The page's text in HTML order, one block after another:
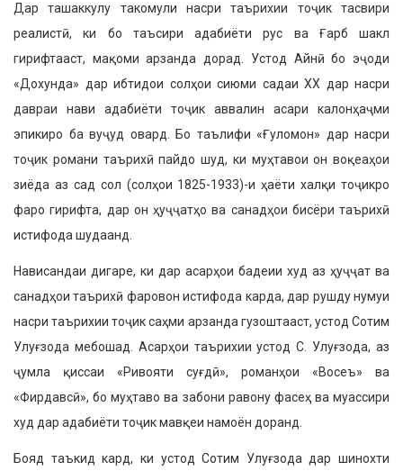
Дар ташаккулу такомули насри таърихии тоҷик тасвири
реалистӣ, ки бо таъсири адабиёти рус ва Ғарб шакл
гирифтааст, мақоми арзанда дорад. Устод Айнӣ бо эҷоди
«Дохунда» дар ибтидои солҳои сиюми садаи ХХ дар насри
давраи нави адабиёти тоҷик аввалин асари калонҳаҷми
эпикиро ба вуҷуд овард. Бо таълифи «Ғуломон» дар насри
тоҷик романи таърихӣ пай­до шуд, ки муҳтавои он воқеаҳои
зиёда аз сад сол (солҳои 1825-1933)-и ҳаёти халқи тоҷикро
фаро гирифта, дар он ҳуҷҷатҳо ва санадҳои бисёри таърихӣ
истифода шудаанд.
Нависандаи дигаре, ки дар асарҳои бадеии худ аз ҳуҷҷат ва
санадҳои таърихӣ фаровон истифода карда, дар рушду нумуи
насри таърихии тоҷик саҳми арзанда гузоштааст, устод Сотим
Улуғзода мебошад. Асарҳои таърихии устод С. Улуғзода, аз
ҷумла қиссаи «Ривояти суғдӣ», романҳои «Восеъ» ва
«Фирдавсӣ», бо муҳтаво ва забони равону фасеҳ ва муассири
худ дар адабиёти тоҷик мавқеи намоён доранд.
Бояд таъкид кард, ки устод Сотим Улуғзода дар шинохти